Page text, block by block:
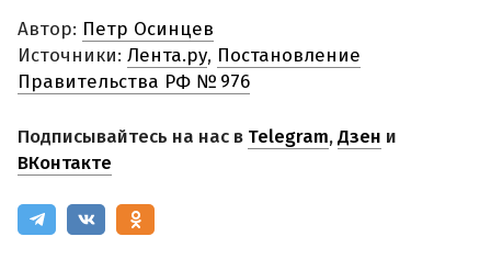
Автор: Петр Осинцев
Источники: Лента.ру, Постановление
Правительства РФ № 976
Подписывайтесь на нас в Telegram,Дзен и
ВКонтакте